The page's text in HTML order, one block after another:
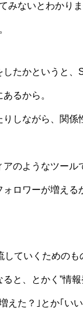
みないとわかり
したかというと
るから。
りしながら、関
のようなツール
ロワーが増え
ていくためのも
と、とかく”情
えた？｣とか｢い